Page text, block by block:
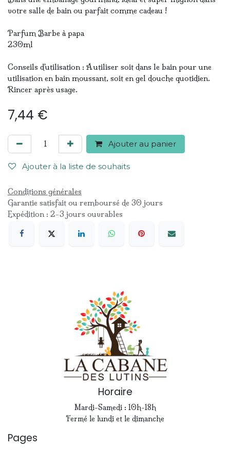
votre salle de bain ou parfait comme cadeau !
Parfum Barbe à papa
230ml
Conseils d'utilisation : A utiliser soit dans le bain pour une
utilisation en bain moussant, soit en gel douche quotidien.
Rincer après usage.
7,44 €
Ajouter au panier
Ajouter à la liste de souhaits
Conditions générales
Garantie satisfait ou remboursé de 30 jours
Expédition : 2-3 jours ouvrables
Horaire
Mardi-Samedi : 10h-18h
Fermé le lundi et le dimanche
Pages